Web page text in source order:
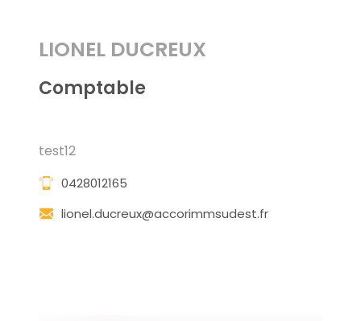
LIONEL DUCREUX
Comptable
test12
0428012165
lionel.ducreux@accorimmsudest.fr